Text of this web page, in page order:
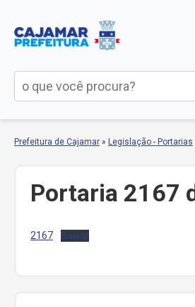
Prefeitura de Cajamar » Legislação - Portarias
Portaria 2167
2167 Baixar